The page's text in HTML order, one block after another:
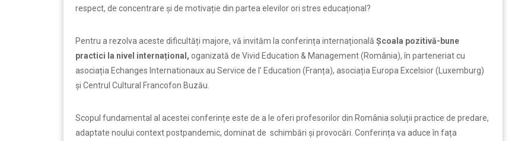
respect, de concentrare și de motivație din partea elevilor ori stres educațional?
Pentru a rezolva aceste dificultăți majore, vă invităm la conferința internațională Școala pozitivă-bune
practici la nivel internațional, oganizată de Vivid Education & Management (România), în parteneriat cu
asociația Echanges Internationaux au Service de l’ Education (Franța), asociația Europa Excelsior (Luxemburg)
și Centrul Cultural Francofon Buzău.
Scopul fundamental al acestei conferințe este de a le oferi profesorilor din România soluții practice de predare,
adaptate noului context postpandemic, dominat de schimbări și provocări. Conferința va aduce în fața